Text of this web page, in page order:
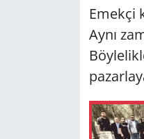
Emekçi
Aynı